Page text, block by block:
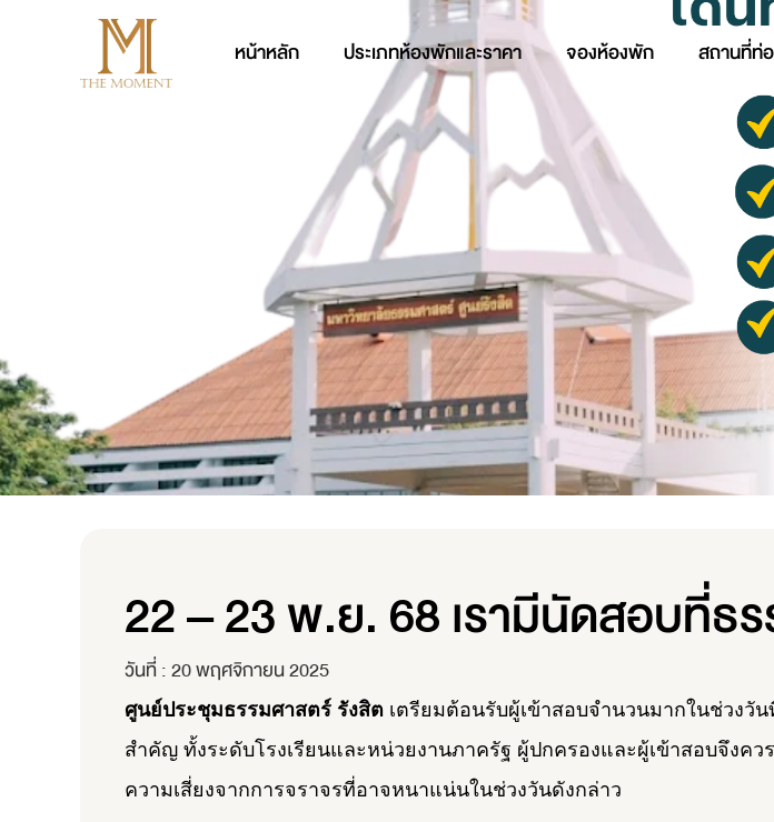
หน้าหลัก ประเภทห้องพักและราคา จองห้องพัก สถานที่ท่
22 – 23 พ.ย. 68 เรามีนัดสอบที่ธ
วันที่ :20 พฤศจิกายน 2025
ศูนย์ประชุมธรรมศาสตร์ รังสิต เตรียมต้อนรับผู้เข้าสอบจำนวนมากในช่วงวัน
สำคัญ ทั้งระดับโรงเรียนและหน่วยงานภาครัฐ ผู้ปกครองและผู้เข้าสอบจึงค
ความเสี่ยงจากการจราจรที่อาจหนาแน่นในช่วงวันดังกล่าว